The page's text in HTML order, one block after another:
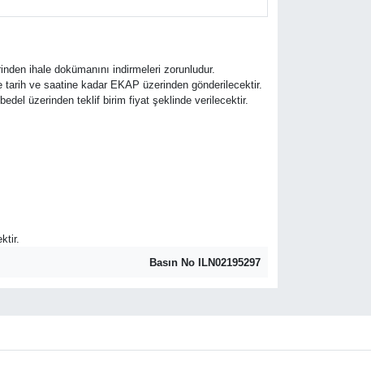
ihale dokümanını indirmeleri zorunludur.
ve saatine kadar EKAP üzerinden gönderilecektir.
üzerinden teklif birim fiyat şeklinde verilecektir.
Basın No ILN02195297